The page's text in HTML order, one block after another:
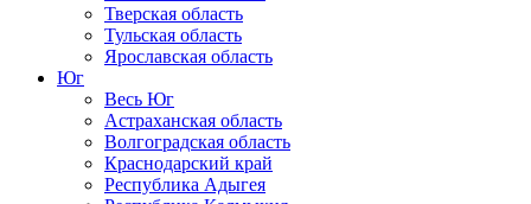
Тверская область
Тульская область
Ярославская область
Юг
Весь Юг
Астраханская область
Волгоградская область
Краснодарский край
Республика Адыгея